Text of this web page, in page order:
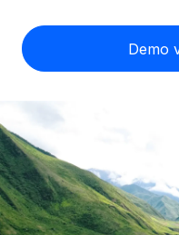
Contractor of
Rechtssichere,
Globales
PEO
Auslagern von
Einfache Einstellung
WACHSTUMSPHASE
Startups
Agile HR- und
Unternehmen
Informationen zu
Abwicklungsfristen
Nederlands
Français
Deutsch
Demo